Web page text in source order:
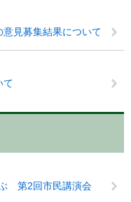
見募集結果について
て
第2回市民講演会